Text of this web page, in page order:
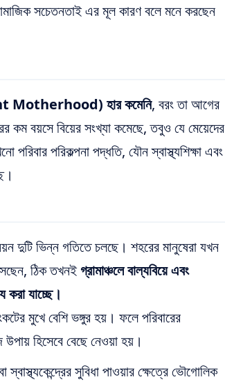
সচেতনতাই এর মূল কারণ বলে মনে করছেন
Motherhood) হার কমেনি, বরং তা আগের
বয়সে বিয়ের সংখ্যা কমেছে, তবুও যে মেয়েদের
পরিবার পরিকল্পনা পদ্ধতি, যৌন স্বাস্থ্যশিক্ষা এবং
দুটি ভিন্ন গতিতে চলছে। শহরের মানুষেরা যখন
ঠিক তখনইগ্রামাঞ্চলে বাল্যবিয়ে এবং
করা যাচ্ছে।
মুখে বেশি ভঙ্গুর হয়। ফলে পরিবারের
হিসেবে বেছে নেওয়া হয়।
স্বাস্থ্যকেন্দ্রের সুবিধা পাওয়ার ক্ষেত্রে ভৌগোলিক